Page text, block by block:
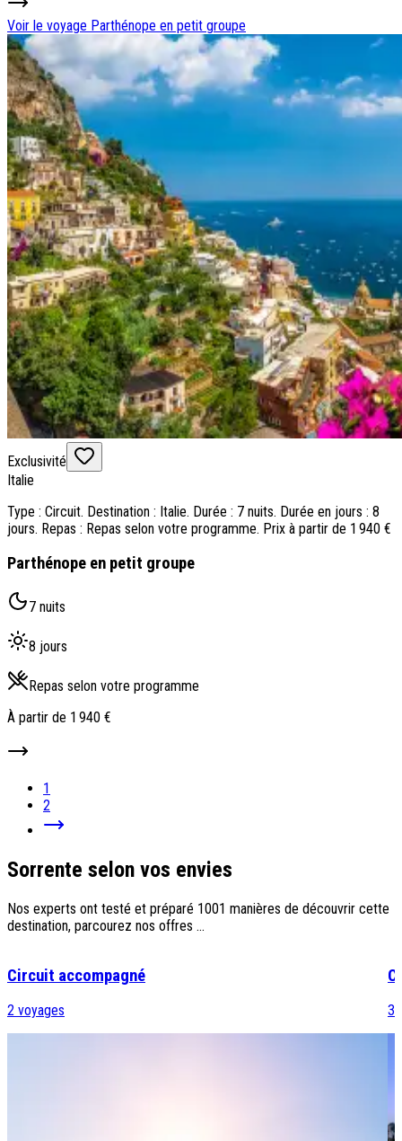
Voir le voyage Parthénope en petit groupe
Exclusivité
Italie
Type : Circuit. Destination : Italie. Durée : 7 nuits. Durée en jours : 8
jours. Repas : Repas selon votre programme. Prix à partir de 1 940 €
Parthénope en petit groupe
7 nuits
8 jours
Repas selon votre programme
À partir de 1 940 €
1
2
Sorrente selon vos envies
Nos experts ont testé et préparé 1001 manières de découvrir cette
destination, parcourez nos offres ...
Circuit accompagné
2 voyages 3